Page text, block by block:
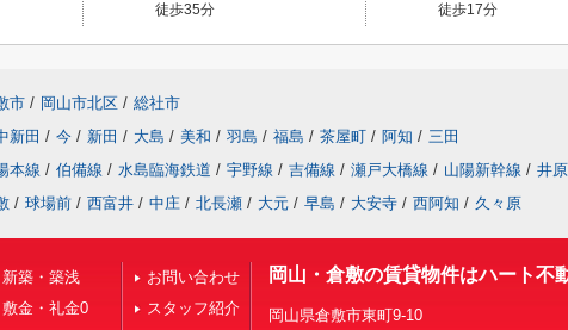
徒歩35分
徒歩17分
市 / 岡山市北区 / 総社市
新田 / 今 / 新田 / 大島 / 美和 / 羽島 / 福島 / 茶屋町 / 阿知 / 三田
本線 / 伯備線 / 水島臨海鉄道 / 宇野線 / 吉備線 / 瀬戸大橋線 / 山陽新幹線 / 井
/ 球場前 / 西富井 / 中庄 / 北長瀬 / 大元 / 早島 / 大安寺 / 西阿知 / 久々原
新築・築浅
敷金・礼金0
お問い合わせ
スタッフ紹介
岡山・倉敷の賃貸物件はハート不
岡山県倉敷市東町9-10